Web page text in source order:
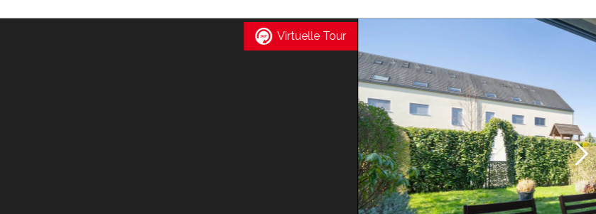
Virtuelle Tour